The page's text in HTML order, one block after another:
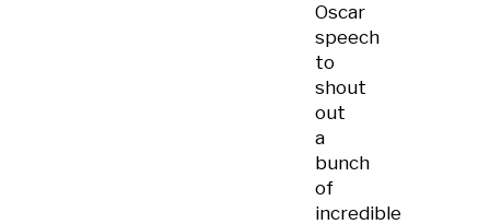
Oscar
speech
to
shout
out
a
bunch
of
incredible